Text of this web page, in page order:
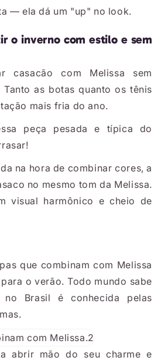
— ela dá um "up" no look.
o inverno com estilo e sem
casacão com Melissa sem
as botas quanto os tênis
mais fria do ano.
peça pesada e típica do
na hora de combinar cores, a
no mesmo tom da Melissa.
visual harmônico e cheio de
que combinam com Melissa
o verão. Todo mundo sabe
no Brasil é conhecida pelas
abrir mão do seu charme e